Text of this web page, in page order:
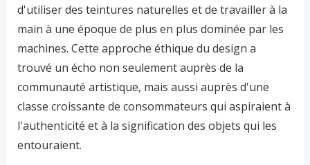
d'utiliser des teintures naturelles et de travailler à la
main à une époque de plus en plus dominée par les
machines. Cette approche éthique du design a
trouvé un écho non seulement auprès de la
communauté artistique, mais aussi auprès d'une
classe croissante de consommateurs qui aspiraient à
l'authenticité et à la signification des objets qui les
entouraient.